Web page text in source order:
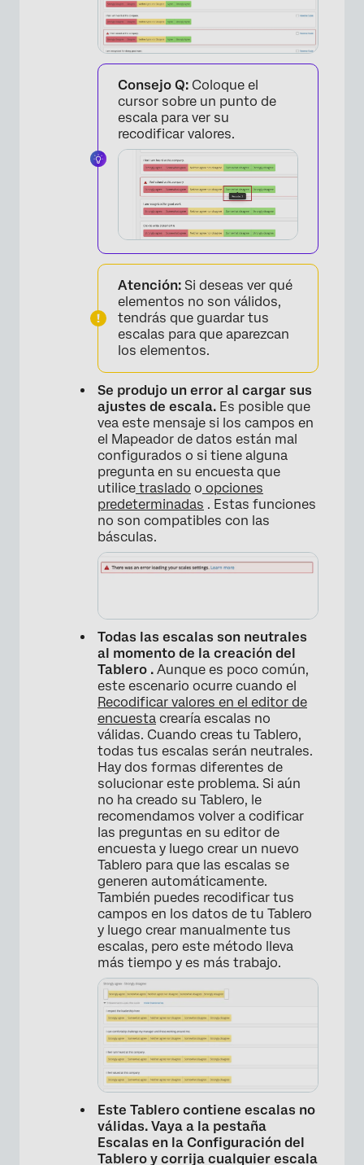
×
Consejo Q: Coloque el
cursor sobre un punto de
escala para ver su
recodificar valores.
×
Atención: Si deseas ver qué
elementos no son válidos,
tendrás que guardar tus
escalas para que aparezcan
los elementos.
Se produjo un error al cargar sus
ajustes de escala. Es posible que
vea este mensaje si los campos en
el Mapeador de datos están mal
configurados o si tiene alguna
pregunta en su encuesta que
utilice traslado o opciones
predeterminadas . Estas funciones
no son compatibles con las
básculas.
×
Todas las escalas son neutrales
al momento de la creación del
Tablero . Aunque es poco común,
este escenario ocurre cuando el
Recodificar valores en el editor de
encuesta crearía escalas no
válidas. Cuando creas tu Tablero,
todas tus escalas serán neutrales.
Hay dos formas diferentes de
solucionar este problema. Si aún
no ha creado su Tablero, le
recomendamos volver a codificar
las preguntas en su editor de
encuesta y luego crear un nuevo
Tablero para que las escalas se
generen automáticamente.
También puedes recodificar tus
campos en los datos de tu Tablero
y luego crear manualmente tus
escalas, pero este método lleva
más tiempo y es más trabajo.
Este Tablero contiene escalas no
válidas. Vaya a la pestaña
Escalas en la Configuración del
Tablero y corrija cualquier escala